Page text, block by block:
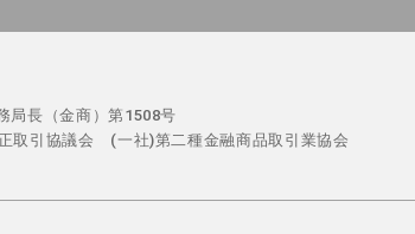
局長（金商）第1508号
取引協議会 (一社)第二種金融商品取引業協会